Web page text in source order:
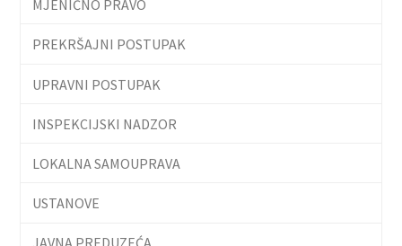
MJENIČNO PRAVO
PREKRŠAJNI POSTUPAK
UPRAVNI POSTUPAK
INSPEKCIJSKI NADZOR
LOKALNA SAMOUPRAVA
USTANOVE
JAVNA PREDUZEĆA